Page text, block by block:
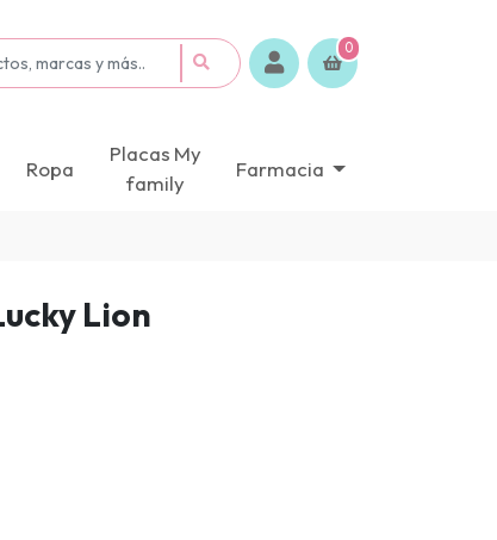
0
Ropa
Placas My
family
Farmacia
Lion